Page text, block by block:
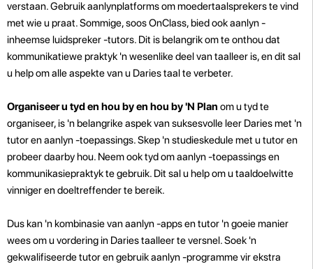
verstaan. Gebruik aanlynplatforms om moedertaalsprekers te vind
met wie u praat. Sommige, soos OnClass, bied ook aanlyn -
inheemse luidspreker -tutors. Dit is belangrik om te onthou dat
kommunikatiewe praktyk 'n wesenlike deel van taalleer is, en dit sal
u help om alle aspekte van u Daries taal te verbeter.
Organiseer u tyd en hou by en hou by 'N Plan om u tyd te
organiseer, is 'n belangrike aspek van suksesvolle leer Daries met 'n
tutor en aanlyn -toepassings. Skep 'n studieskedule met u tutor en
probeer daarby hou. Neem ook tyd om aanlyn -toepassings en
kommunikasiepraktyk te gebruik. Dit sal u help om u taaldoelwitte
vinniger en doeltreffender te bereik.
Dus kan 'n kombinasie van aanlyn -apps en tutor 'n goeie manier
wees om u vordering in Daries taalleer te versnel. Soek 'n
gekwalifiseerde tutor en gebruik aanlyn -programme vir ekstra